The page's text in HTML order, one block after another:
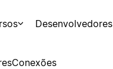
Desenvolvedores
Conexões